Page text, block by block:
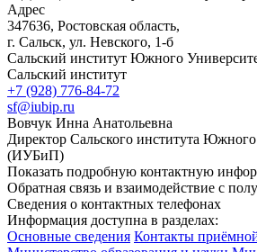
Адрес
347636, Ростовская область,
г. Сальск, ул. Невского, 1-б
Сальский институт Южного
Сальский институт
+7 (928) 776-84-72
sf@iubip.ru
Вовчук Инна Анатольевна
Директор Сальского института Южного
(ИУБиП)
Показать подробную контактную
Обратная связь и взаимодействие с
Сведения о контактных телефонах
Информация доступна в разделах:
Основные сведения Контакты